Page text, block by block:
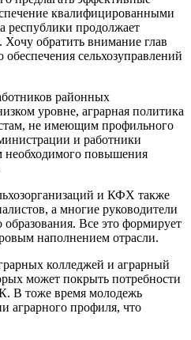
квалифицированными
республики продолжает
Хочу обратить внимание глав
сельхозуправлений
районных
уровне, аграрная политика
не имеющим профильного
и работники
необходимого повышения
и КФХ также
а многие руководители
образования. Все это формирует
наполнением отрасли.
колледжей и аграрный
может покрыть потребности
В тоже время молодежь
аграрного профиля, что